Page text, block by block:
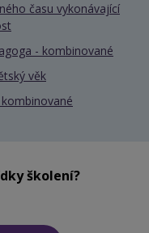
času vykonávající
- kombinované
věk
školení?